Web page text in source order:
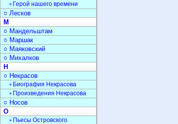
▫ Герой нашего времени
○ Лесков
М
○ Мандельштам
○ Маршак
○ Маяковский
○ Михалков
Н
○ Некрасов
▫ Биография Некрасова
▫ Произведения Некрасова
○ Носов
О
▫ Пьесы Островского